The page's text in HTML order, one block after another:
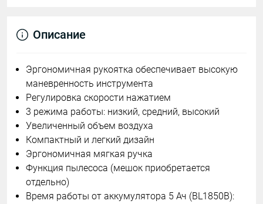
Описание
Эргономичная рукоятка обеспечивает высокую
маневренность инструмента
Регулировка скорости нажатием
3 режима работы: низкий, средний, высокий
Увеличенный объем воздуха
Компактный и легкий дизайн
Эргономичная мягкая ручка
Функция пылесоса (мешок приобретается
отдельно)
Время работы от аккумулятора 5 Ач (BL1850B):